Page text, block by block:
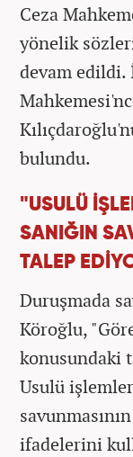
Ceza
yönelik
devam edildi.
bulundu.
"USULÜ
SANIĞIN
TALEP
Duruşmada
Köroğlu,
konusundaki
Usulü
ifadelerini